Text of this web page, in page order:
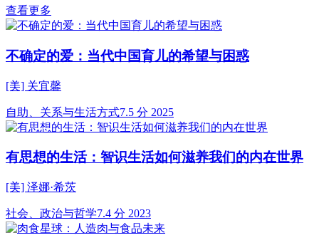
查看更多
不确定的爱：当代中国育儿的希望与困惑
[美] 关宜馨
自助、关系与生活方式7.5 分 2025
有思想的生活：智识生活如何滋养我们的内在世界
[美] 泽娜·希茨
社会、政治与哲学7.4 分 2023